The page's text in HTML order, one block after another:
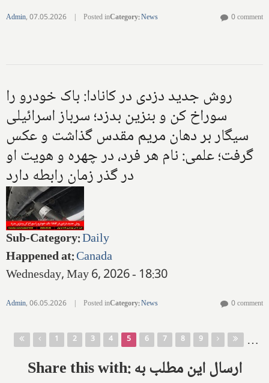
Admin,07.05.2026 | Posted inCategory:News 0 comment
روش جدید دزدی در کانادا: باک خودرو را
سوراخ کن و بنزین بدزد؛ سرباز اسرائیلی
سیگار بر دهان مریم مقدس گذاشت و عکس
گرفت؛ علمی: نام هر فرد، در چهره و هویت او
در گذر زمان رابطه دارد
Sub-Category:Daily
Happened at:Canada
Wednesday, May 6, 2026 - 18:30
Admin,06.05.2026 | Posted inCategory:News 0 comment
Pages
1 2 3 4 5 6 7 8 9 …
Share this with: ارسال این مطلب به